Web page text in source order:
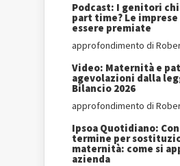
Podcast: I genitori
part time? Le
essere premiate
approfondimento di
Video: Maternità e
agevolazioni dalla
Bilancio 2026
approfondimento di
Ipsoa Quotidiano:
termine per
maternità: come si
azienda